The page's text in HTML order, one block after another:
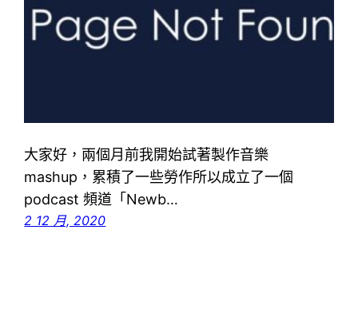
大家好，兩個月前我開始試著製作音樂
mashup，累積了一些勞作所以成立了一個
podcast 頻道「Newb…
2 12 月, 2020